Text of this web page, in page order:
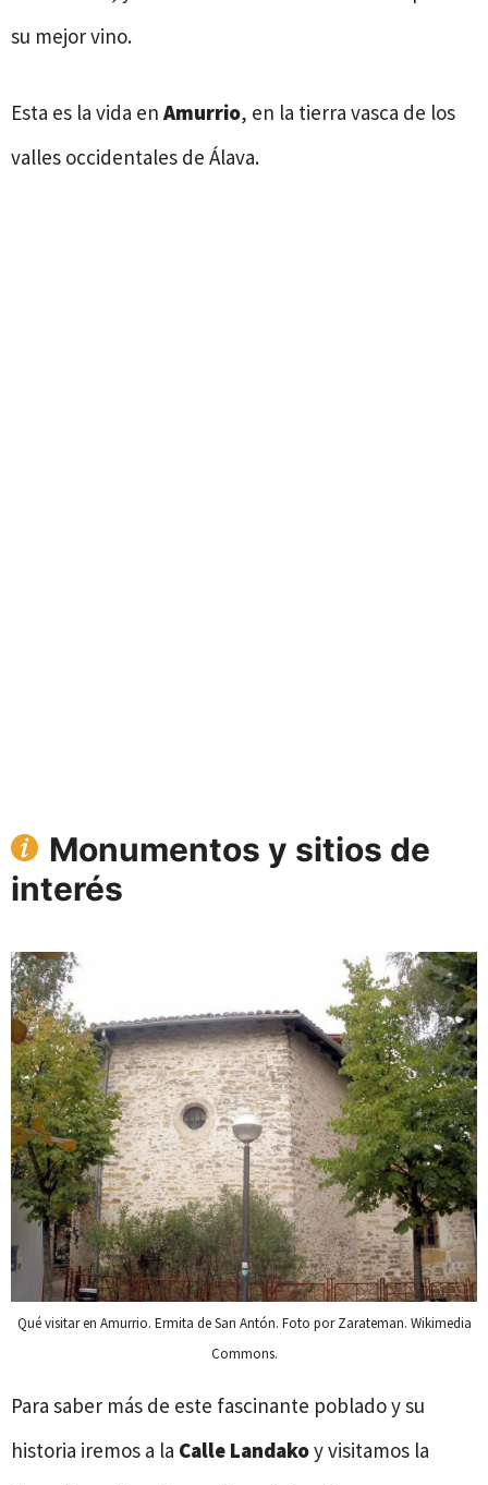
su mejor vino.
Esta es la vida en Amurrio, en la tierra vasca de los
valles occidentales de Álava.
Monumentos y sitios de
interés
Qué visitar en Amurrio. Ermita de San Antón. Foto por Zarateman. Wikimedia
Commons.
Para saber más de este fascinante poblado y su
historia iremos a la Calle Landakoy visitamos la